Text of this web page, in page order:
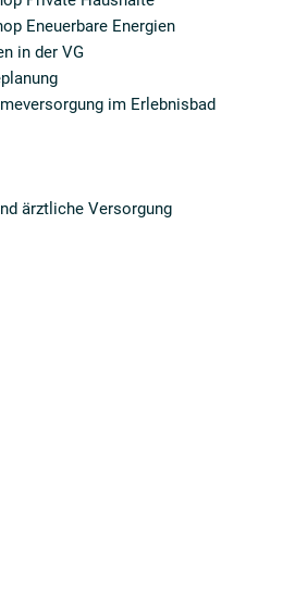
Eneuerbare Energien
in der VG
im Erlebnisbad
ärztliche Versorgung